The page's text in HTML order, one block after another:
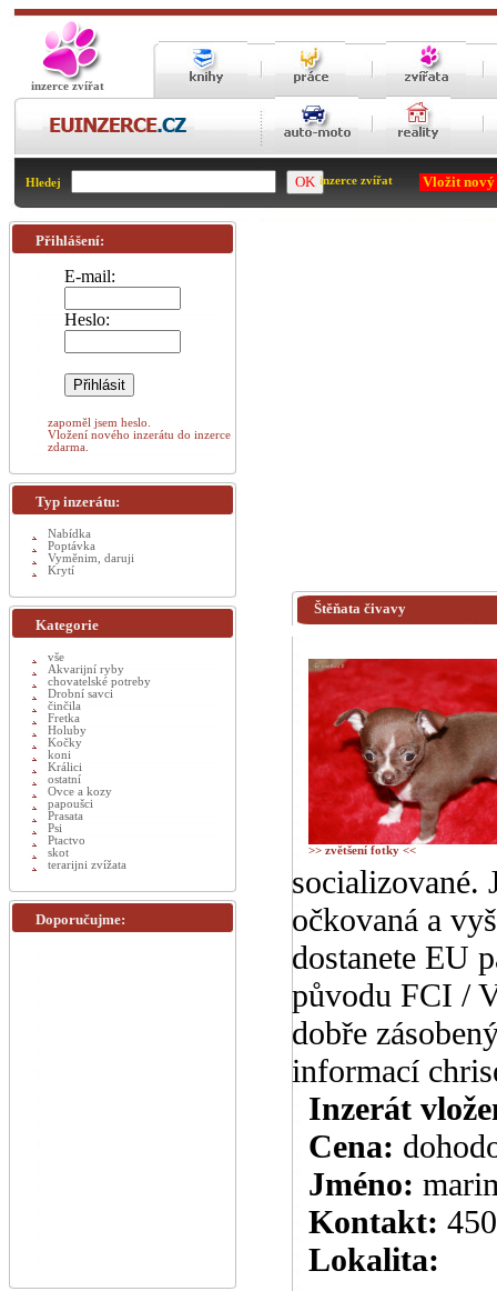
inzerce zvířat
Hledej inzerce zvířat Vložit
Štěňata čivavy
>> zvětšení fotky <<
socializované.
očkovaná a
dostanete EU
původu FCI /
dobře
informací
Inzerát
Cena:
Jméno:
Kontakt:
Lokalita:
Přihlášení:
E-mail:
Heslo:
zapoměl jsem heslo.
Vložení nového inzerátu do inzerce
zdarma.
Typ inzerátu:
Nabídka
Poptávka
Vyměnim, daruji
Krytí
Kategorie
vše
Akvarijní ryby
chovatelské potreby
Drobní savci
činčila
Fretka
Holuby
Kočky
koni
Králici
ostatní
Ovce a kozy
papoušci
Prasata
Psi
Ptactvo
skot
terarijni zvížata
Doporučujme: